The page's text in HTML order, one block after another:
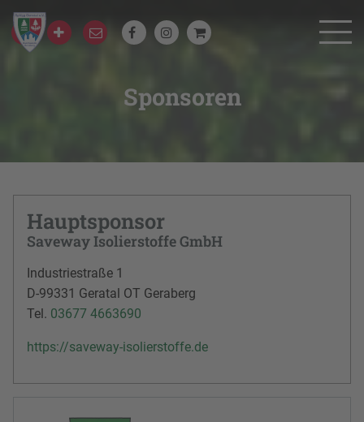
Sponsoren
Hauptsponsor
Saveway Isolierstoffe GmbH
Industriestraße 1
D-99331 Geratal OT Geraberg
Tel. 03677 4663690
https://saveway-isolierstoffe.de